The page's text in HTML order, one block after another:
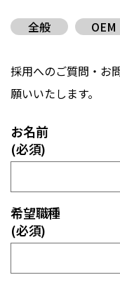
全般 OEM
採用へのご質問・お
願いいたします。
お名前
(必須)
希望職種
(必須)